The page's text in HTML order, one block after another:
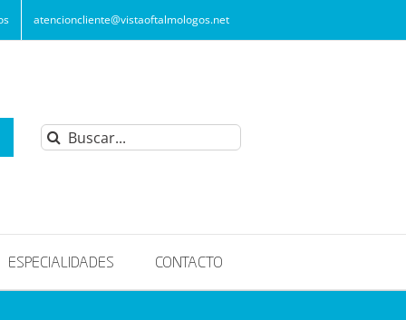
atencioncliente@vistaoftalmologos.net
Buscar:
ESPECIALIDADES CONTACTO